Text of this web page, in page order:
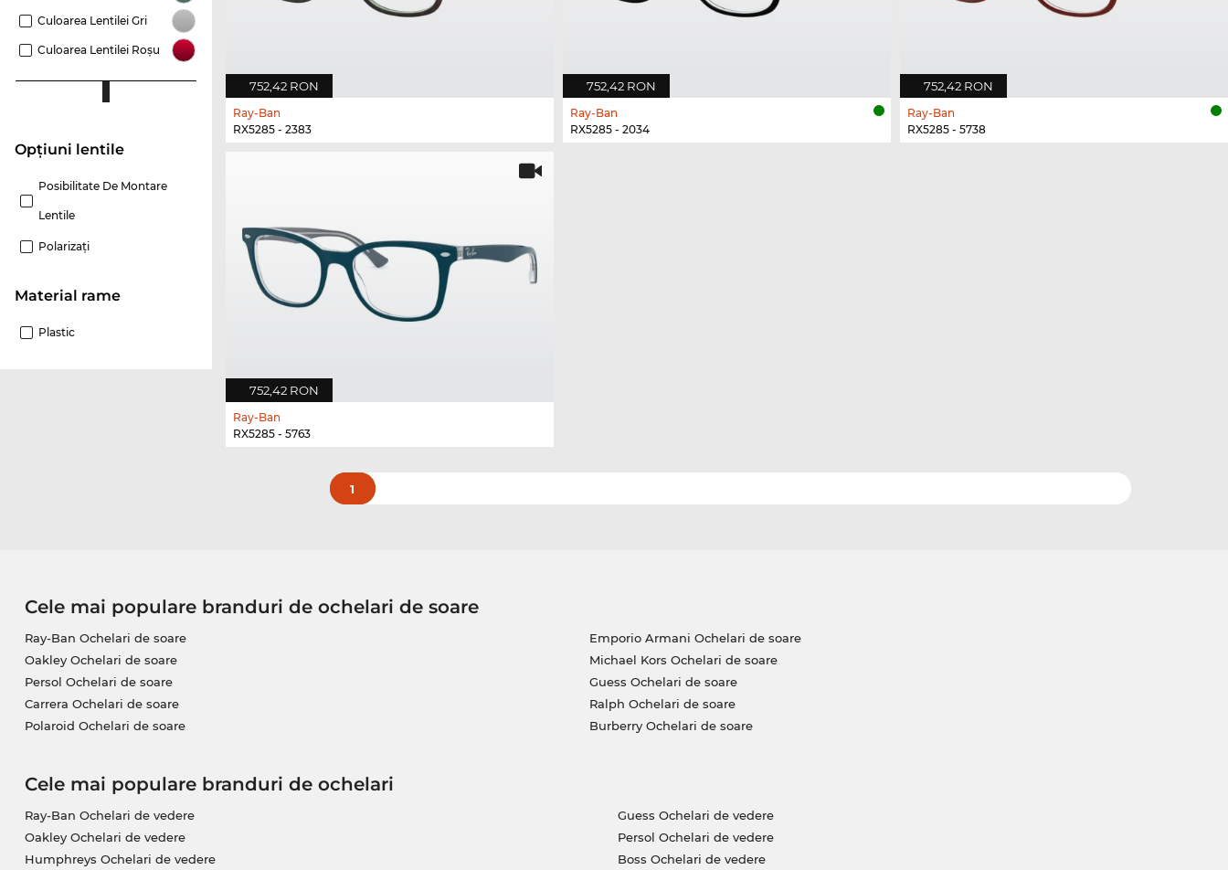
Culoarea Lentilei Gri
Culoarea Lentilei Roşu
Opțiuni lentile
Posibilitate De Montare
Lentile
Polarizaţi
Material rame
Plastic
752,42 RON
Ray-Ban
RX5285 - 2383
752,42 RON
Ray-Ban
RX5285 - 2034
752,42 RON
Ray-Ban
RX5285 - 5738
752,42 RON
Ray-Ban
RX5285 - 5763
1
Cele mai populare branduri de ochelari de soare
Ray-Ban Ochelari de soare
Oakley Ochelari de soare
Persol Ochelari de soare
Carrera Ochelari de soare
Polaroid Ochelari de soare
Emporio Armani Ochelari de soare
Michael Kors Ochelari de soare
Guess Ochelari de soare
Ralph Ochelari de soare
Burberry Ochelari de soare
Cele mai populare branduri de ochelari
Ray-Ban Ochelari de vedere
Oakley Ochelari de vedere
Humphreys Ochelari de vedere
Guess Ochelari de vedere
Persol Ochelari de vedere
Boss Ochelari de vedere